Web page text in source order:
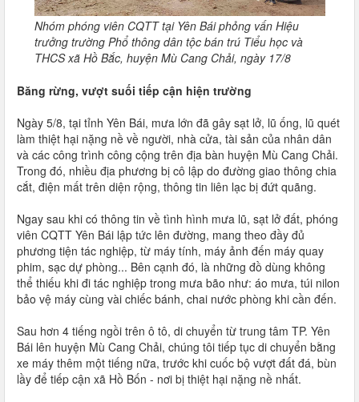
Nhóm phóng viên CQTT tại Yên Bái phỏng vấn Hiệu
trưởng trường Phổ thông dân tộc bán trú Tiểu học và
THCS xã Hồ Bắc, huyện Mù Cang Chải, ngày 17/8
Băng rừng, vượt suối tiếp cận hiện trường
Ngày 5/8, tại tỉnh Yên Bái, mưa lớn đã gây sạt lở, lũ ống, lũ quét
làm thiệt hại nặng nề về người, nhà cửa, tài sản của nhân dân
và các công trình công cộng trên địa bàn huyện Mù Cang Chải.
Trong đó, nhiều địa phương bị cô lập do đường giao thông chia
cắt, điện mất trên diện rộng, thông tin liên lạc bị đứt quãng.
Ngay sau khi có thông tin về tình hình mưa lũ, sạt lở đất, phóng
viên CQTT Yên Bái lập tức lên đường, mang theo đầy đủ
phương tiện tác nghiệp, từ máy tính, máy ảnh đến máy quay
phim, sạc dự phòng... Bên cạnh đó, là những đồ dùng không
thể thiếu khi đi tác nghiệp trong mưa bão như: áo mưa, túi nilon
bảo vệ máy cùng vài chiếc bánh, chai nước phòng khi cần đến.
Sau hơn 4 tiếng ngồi trên ô tô, di chuyển từ trung tâm TP. Yên
Bái lên huyện Mù Cang Chải, chúng tôi tiếp tục di chuyển bằng
xe máy thêm một tiếng nữa, trước khi cuốc bộ vượt đất đá, bùn
lầy để tiếp cận xã Hồ Bốn - nơi bị thiệt hại nặng nề nhất.